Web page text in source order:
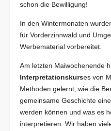
schon die Bewilligung!
In den Wintermonaten
für Vor­der­zinnwald und
Werbematerial vorbereitet.
Am letzten Maiwochenende
Interpre­tationskurses von
Methoden gelernt, wie die
gemeinsame Geschichte
werden können und was es
interpretieren. Wir haben